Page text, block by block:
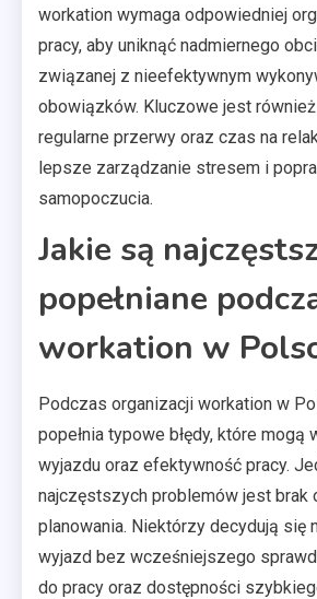
workation wymaga odpowiedniej
pracy, aby uniknąć nadmiernego
związanej z nieefektywnym
obowiązków. Kluczowe jest
regularne przerwy oraz czas na
lepsze zarządzanie stresem i
samopoczucia.
Jakie są
popełniane
workation w
Podczas organizacji workation w
popełnia typowe błędy, które mogą
wyjazdu oraz efektywność pracy.
najczęstszych problemów jest brak
planowania. Niektórzy decydują się
wyjazd bez wcześniejszego
do pracy oraz dostępności